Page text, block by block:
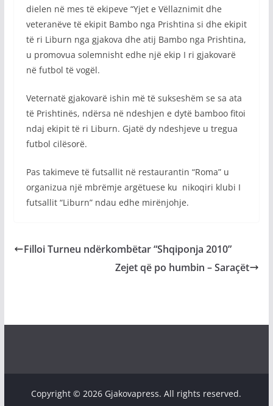
dielen në mes të ekipeve “Yjet e Vëllaznimit dhe
veteranëve të ekipit Bambo nga Prishtina si dhe ekipit
të ri Liburn nga gjakova dhe atij Bambo nga Prishtina,
u promovua solemnisht edhe një ekip I ri gjakovarë
në futbol të vogël.
Veternatë gjakovarë ishin më të sukseshëm se sa ata
të Prishtinës, ndërsa në ndeshjen e dytë bamboo fitoi
ndaj ekipit të ri Liburn. Gjatë dy ndeshjeve u tregua
futbol cilësorë.
Pas takimeve të futsallit në restaurantin “Roma” u
organizua një mbrëmje argëtuese ku nikoqiri klubi I
futsallit “Liburn” ndau edhe mirënjohje.
Filloi Turneu ndërkombëtar “Shqiponja 2010”
Zejet që po humbin – Saraçët
Copyright © 2026 Gjakovapress. All rights reserved.